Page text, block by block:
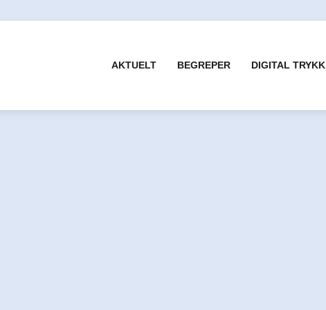
AKTUELT BEGREPER DIGITAL TRYKK